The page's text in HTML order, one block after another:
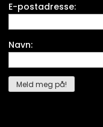
E-postadresse:
Navn: